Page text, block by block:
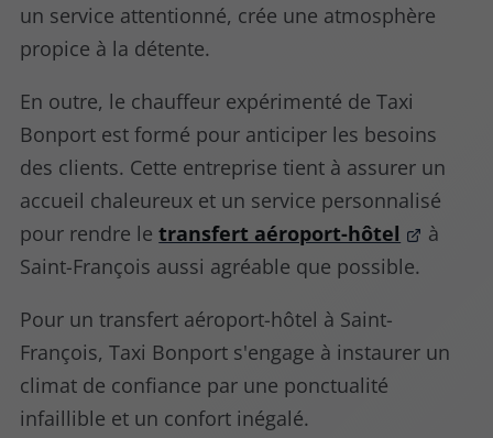
un service attentionné, crée une atmosphère
propice à la détente.
En outre, le chauffeur expérimenté de Taxi
Bonport est formé pour anticiper les besoins
des clients. Cette entreprise tient à assurer un
accueil chaleureux et un service personnalisé
pour rendre letransfert aéroport-hôtel
à
Saint-François aussi agréable que possible.
Pour un transfert aéroport-hôtel à Saint-
François, Taxi Bonport s'engage à instaurer un
climat de confiance par une ponctualité
infaillible et un confort inégalé.